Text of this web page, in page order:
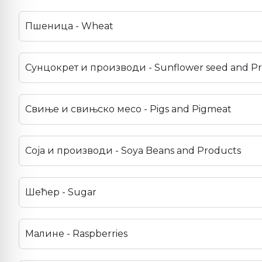
Пшеница - Wheat
Сунцокрет и производи - Sunflower seed and
Свиње и свињско месо - Pigs and Pigmeat
Соја и производи - Soya Beans and Products
Шећер - Sugar
Малине - Raspberries